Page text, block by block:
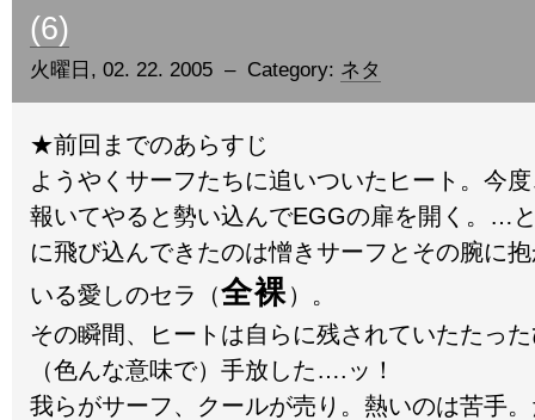
(6)
火曜日, 02. 22. 2005 – Category: ネタ
★前回までのあらすじ
ようやくサーフたちに追いついたヒート。今
報いてやると勢い込んでEGGの扉を開く。…
に飛び込んできたのは憎きサーフとその腕に
いる愛しのセラ（全裸）。
その瞬間、ヒートは自らに残されていたたっ
（色んな意味で）手放した….ッ！
我らがサーフ、クールが売り。熱いのは苦手